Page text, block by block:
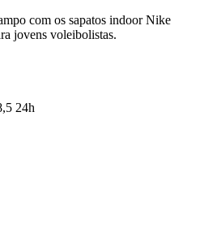
com os sapatos indoor Nike
jovens voleibolistas.
24h